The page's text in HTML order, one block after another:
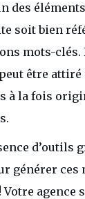
des
soit bien
mots-
être attiré
à la fois
d’outils
générer ces
agence